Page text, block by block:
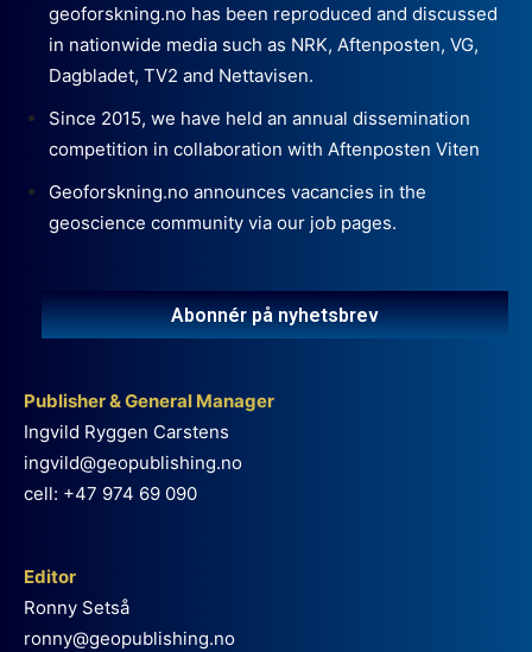
geoforskning.no has been reproduced and discussed
in nationwide media such as NRK, Aftenposten, VG,
Dagbladet, TV2 and Nettavisen.
Since 2015, we have held an annual dissemination
competition in collaboration with Aftenposten Viten
Geoforskning.no announces vacancies in the
geoscience community via our job pages.
Abonnér på nyhetsbrev
Publisher & General Manager
Ingvild Ryggen Carstens
ingvild@geopublishing.no
cell: +47 974 69 090
Editor
Ronny Setså
ronny@geopublishing.no